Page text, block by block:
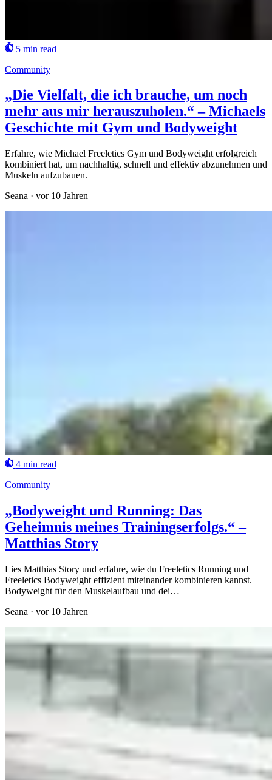
5 min read
Community
„Die Vielfalt, die ich brauche, um noch
mehr aus mir herauszuholen.“ – Michaels
Geschichte mit Gym und Bodyweight
Erfahre, wie Michael Freeletics Gym und Bodyweight erfolgreich
kombiniert hat, um nachhaltig, schnell und effektiv abzunehmen und
Muskeln aufzubauen.
Seana · vor 10 Jahren
4 min read
Community
„Bodyweight und Running: Das
Geheimnis meines Trainingserfolgs.“ –
Matthias Story
Lies Matthias Story und erfahre, wie du Freeletics Running und
Freeletics Bodyweight effizient miteinander kombinieren kannst.
Bodyweight für den Muskelaufbau und dei…
Seana · vor 10 Jahren